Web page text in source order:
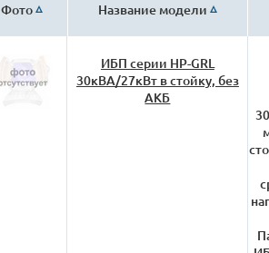
Фото Название модели
ИБП серии HP-GRL
30кВА/27кВт в стойку, без
АКБ